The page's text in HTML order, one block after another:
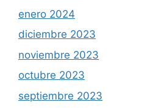
enero 2024
diciembre 2023
noviembre 2023
octubre 2023
septiembre 2023